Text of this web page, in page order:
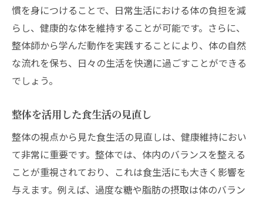
慣を身につけることで、日常生活における体の負担を減
らし、健康的な体を維持することが可能です。さらに、
整体師から学んだ動作を実践することにより、体の自然
な流れを保ち、日々の生活を快適に過ごすことができる
でしょう。
整体を活用した食生活の見直し
整体の視点から見た食生活の見直しは、健康維持におい
て非常に重要です。整体では、体内のバランスを整える
ことが重視されており、これは食生活にも大きく影響を
与えます。例えば、過度な糖や脂肪の摂取は体のバラン